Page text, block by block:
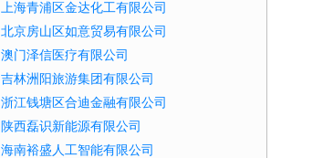
上海青浦区金达化工有限公司
北京房山区如意贸易有限公司
澳门泽信医疗有限公司
吉林洲阳旅游集团有限公司
浙江钱塘区合迪金融有限公司
陕西磊识新能源有限公司
海南裕盛人工智能有限公司